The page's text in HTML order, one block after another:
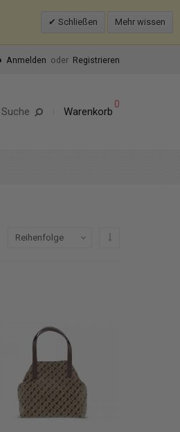
Schließen Mehr wissen
Anmelden oder Registrieren
Suche Warenkorb
0